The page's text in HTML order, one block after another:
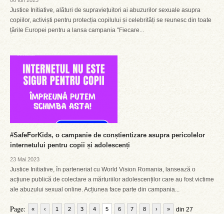
Justice Initiative, alături de supraviețuitori ai abuzurilor sexuale asupra
copiilor, activiști pentru protecția copilului și celebrități se reunesc din toate
țările Europei pentru a lansa campania "Fiecare...
#SafeForKids, o campanie de conștientizare asupra pericolelor
internetului pentru copii și adolescenți
23 Mai 2023
Justice Initiative, în parteneriat cu World Vision Romania, lansează o
acțiune publică de colectare a mărturiilor adolescenților care au fost victime
ale abuzului sexual online. Acțiunea face parte din campania...
Page: « ‹ 1 2 3 4 5 6 7 8 din 27
› »